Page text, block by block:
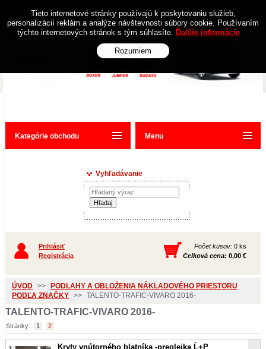
Kategórie obchodu
Vyhľadávanie
Prihlásiť
Registrácia
Počet kusov: 0 ks
Celková cena: 0,00 €
ÚVOD >>
PODLAHY A OBLOŽENIA NÁKLADOVÉHO PRIESTORU
PODĽA ZNAČKY >> TALENTO-TRAFIC-VIVARO 2016-
TALENTO-TRAFIC-VIVARO 2016-
Stránky: 1 2
Kryty vnútorného blatníka -preglejka Ĺ+P
Menu
Tieto internetové stránky používajú k poskytovaniu služieb,
personalizácií reklám a analýze návštevnosti súbory cookie. Používaním
týchto internetových stránok s tým súhlasíte. Ďalšie informácie
Rozumiem